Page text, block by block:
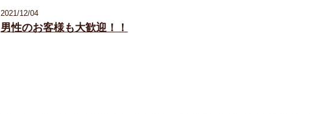
2021/12/04
男性のお客様も大歓迎！！